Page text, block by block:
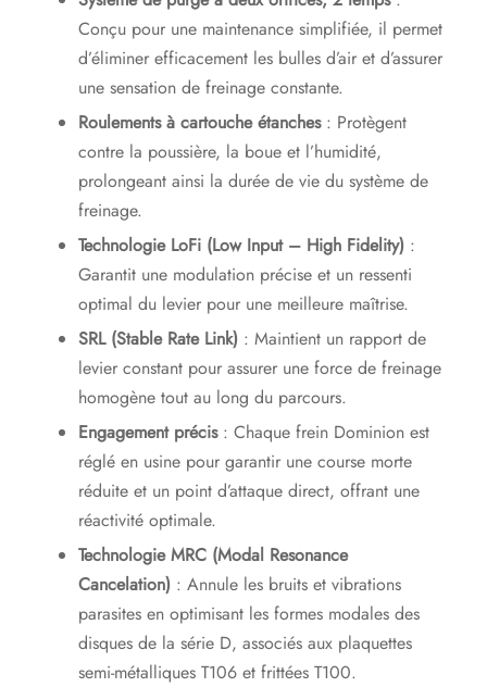
Conçu pour une maintenance simplifiée, il permet
d’éliminer efficacement les bulles d’air et d’assurer
une sensation de freinage constante.
Roulements à cartouche étanches: Protègent
contre la poussière, la boue et l’humidité,
prolongeant ainsi la durée de vie du système de
freinage.
Technologie LoFi (Low Input – High Fidelity) :
Garantit une modulation précise et un ressenti
optimal du levier pour une meilleure maîtrise.
SRL (Stable Rate Link) : Maintient un rapport de
levier constant pour assurer une force de freinage
homogène tout au long du parcours.
Engagement précis: Chaque frein Dominion est
réglé en usine pour garantir une course morte
réduite et un point d’attaque direct, offrant une
réactivité optimale.
Technologie MRC (Modal Resonance
Cancelation) : Annule les bruits et vibrations
parasites en optimisant les formes modales des
disques de la série D, associés aux plaquettes
semi-métalliques T106 et frittées T100.